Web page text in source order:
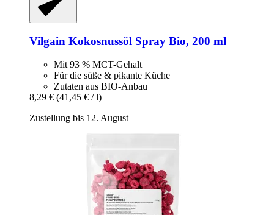
Vilgain Kokosnussöl Spray Bio, 200 ml
Mit 93 % MCT-Gehalt
Für die süße & pikante Küche
Zutaten aus BIO-Anbau
8,29 € (41,45 € / l)
Zustellung bis 12. August